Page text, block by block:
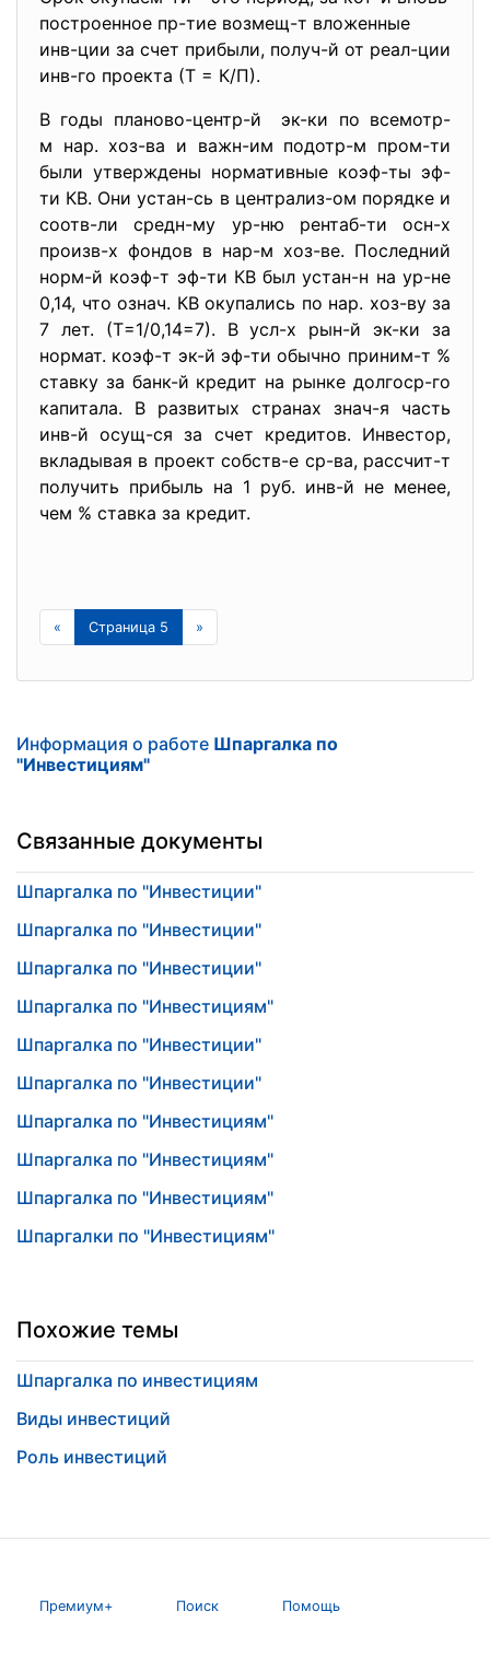
построенное пр-тие возмещ-т вложенные
инв-ции за счет прибыли, получ-й от реал-ции
инв-го проекта (Т = К/П).
В годы планово-центр-й эк-ки по всемотр-
м нар. хоз-ва и важн-им подотр-м пром-ти
были утверждены нормативные коэф-ты эф-
ти КВ. Они устан-сь в централиз-ом порядке и
соотв-ли средн-му ур-ню рентаб-ти осн-х
произв-х фондов в нар-м хоз-ве. Последний
норм-й коэф-т эф-ти КВ был устан-н на ур-не
0,14, что означ. КВ окупались по нар. хоз-ву за
7 лет. (Т=1/0,14=7). В усл-х рын-й эк-ки за
нормат. коэф-т эк-й эф-ти обычно приним-т %
ставку за банк-й кредит на рынке долгоср-го
капитала. В развитых странах знач-я часть
инв-й осущ-ся за счет кредитов. Инвестор,
вкладывая в проект собств-е ср-ва, рассчит-т
получить прибыль на 1 руб. инв-й не менее,
чем % ставка за кредит.
« Страница 5 »
Информация о работе Шпаргалка по
"Инвестициям"
Связанные документы
Шпаргалка по "Инвестиции"
Шпаргалка по "Инвестиции"
Шпаргалка по "Инвестиции"
Шпаргалка по "Инвестициям"
Шпаргалка по "Инвестиции"
Шпаргалка по "Инвестиции"
Шпаргалка по "Инвестициям"
Шпаргалка по "Инвестициям"
Шпаргалка по "Инвестициям"
Шпаргалки по "Инвестициям"
Похожие темы
Шпаргалка по инвестициям
Виды инвестиций
Роль инвестиций
Премиум+ Поиск Помощь